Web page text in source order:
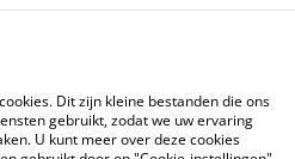
Voorwaarden
Cookiebeleid
Dit zijn kleine bestanden die ons
gebruikt, zodat we uw ervaring
U kunt meer over deze cookies